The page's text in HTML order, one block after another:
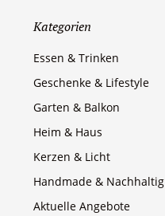
Kategorien
Essen & Trinken
Geschenke & Lifestyle
Garten & Balkon
Heim & Haus
Kerzen & Licht
Handmade & Nachhaltig
Aktuelle Angebote